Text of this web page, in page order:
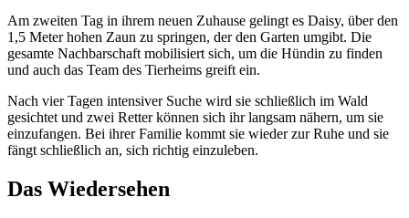
Am zweiten Tag in ihrem neuen Zuhause gelingt es Daisy, über den
1,5 Meter hohen Zaun zu springen, der den Garten umgibt. Die
gesamte Nachbarschaft mobilisiert sich, um die Hündin zu finden
und auch das Team des Tierheims greift ein.
Nach vier Tagen intensiver Suche wird sie schließlich im Wald
gesichtet und zwei Retter können sich ihr langsam nähern, um sie
einzufangen. Bei ihrer Familie kommt sie wieder zur Ruhe und sie
fängt schließlich an, sich richtig einzuleben.
Das Wiedersehen